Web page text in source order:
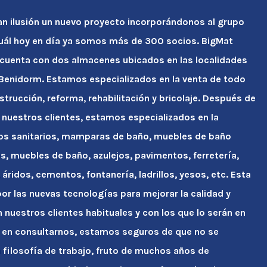
ilusión un nuevo proyecto incorporándonos al grupo
hoy en día ya somos más de 300 socios. BigMat
con dos almacenes ubicados en las localidades
Estamos especializados en la venta de todo
reforma, rehabilitación y bricolaje. Después de
clientes, estamos especializados en la
sanitarios, mamparas de baño, muebles de baño
muebles de baño, azulejos, pavimentos, ferretería,
cementos, fontanería, ladrillos, yesos, etc. Esta
las nuevas tecnologías para mejorar la calidad y
nuestros clientes habituales y con los que lo serán en
consultarnos, estamos seguros de que no se
filosofía de trabajo, fruto de muchos años de